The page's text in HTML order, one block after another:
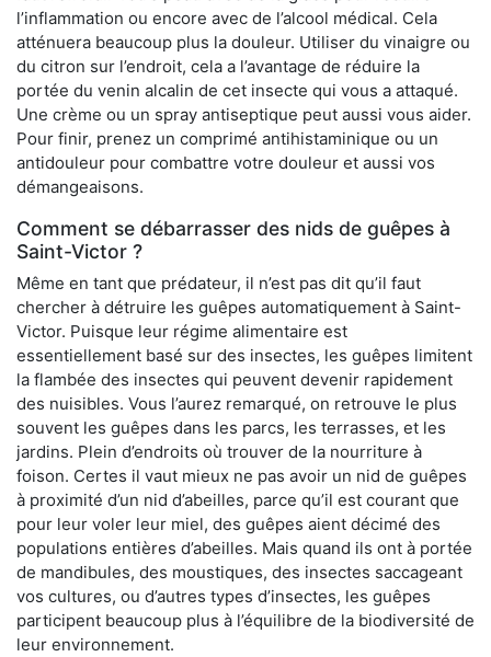
l’inflammation ou encore avec de l’alcool médical. Cela
atténuera beaucoup plus la douleur. Utiliser du vinaigre ou
du citron sur l’endroit, cela a l’avantage de réduire la
portée du venin alcalin de cet insecte qui vous a attaqué.
Une crème ou un spray antiseptique peut aussi vous aider.
Pour finir, prenez un comprimé antihistaminique ou un
antidouleur pour combattre votre douleur et aussi vos
démangeaisons.
Comment se débarrasser des nids de guêpes à
Saint-Victor ?
Même en tant que prédateur, il n’est pas dit qu’il faut
chercher à détruire les guêpes automatiquement à Saint-
Victor. Puisque leur régime alimentaire est
essentiellement basé sur des insectes, les guêpes limitent
la flambée des insectes qui peuvent devenir rapidement
des nuisibles. Vous l’aurez remarqué, on retrouve le plus
souvent les guêpes dans les parcs, les terrasses, et les
jardins. Plein d’endroits où trouver de la nourriture à
foison. Certes il vaut mieux ne pas avoir un nid de guêpes
à proximité d’un nid d’abeilles, parce qu’il est courant que
pour leur voler leur miel, des guêpes aient décimé des
populations entières d’abeilles. Mais quand ils ont à portée
de mandibules, des moustiques, des insectes saccageant
vos cultures, ou d’autres types d’insectes, les guêpes
participent beaucoup plus à l’équilibre de la biodiversité de
leur environnement.